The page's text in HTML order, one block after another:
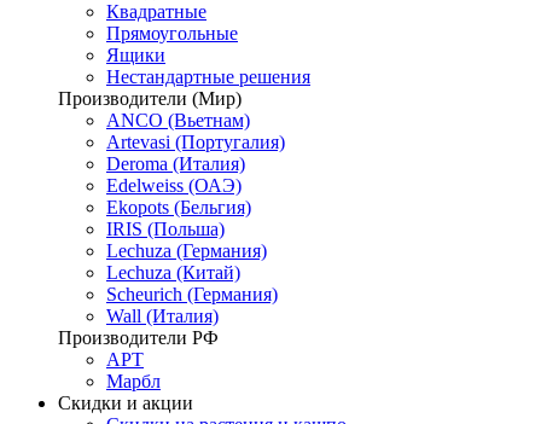
Квадратные
Прямоугольные
Ящики
Нестандартные решения
Производители (Мир)
ANCO (Вьетнам)
Artevasi (Португалия)
Deroma (Италия)
Edelweiss (ОАЭ)
Ekopots (Бельгия)
IRIS (Польша)
Lechuza (Германия)
Lechuza (Китай)
Scheurich (Германия)
Wall (Италия)
Производители РФ
АРТ
Марбл
Скидки и акции